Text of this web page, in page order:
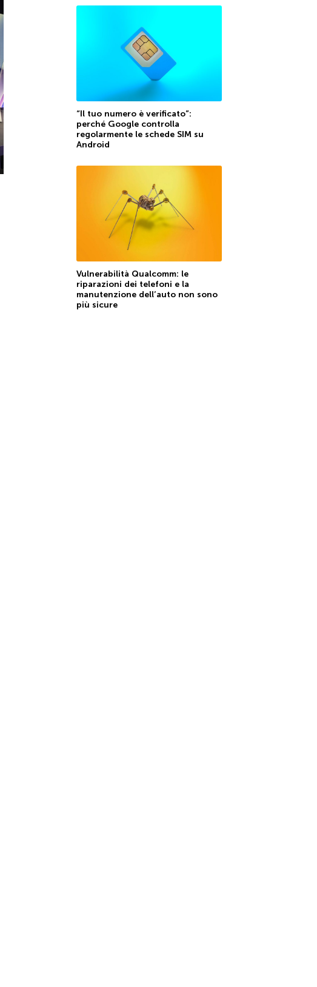
“Il tuo numero è verificato”:
perché Google controlla
regolarmente le schede SIM su
Android
Vulnerabilità Qualcomm: le
riparazioni dei telefoni e la
manutenzione dell’auto non sono
più sicure